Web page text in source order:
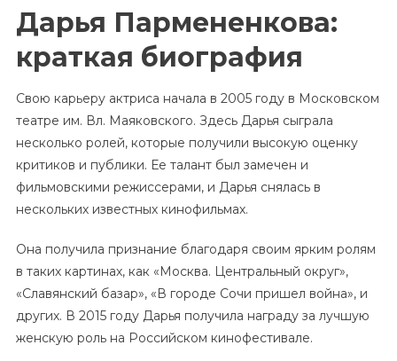
Дарья Пармененкова:
краткая биография
Свою карьеру актриса начала в 2005 году в Московском
театре им. Вл. Маяковского. Здесь Дарья сыграла
несколько ролей, которые получили высокую оценку
критиков и публики. Ее талант был замечен и
фильмовскими режиссерами, и Дарья снялась в
нескольких известных кинофильмах.
Она получила признание благодаря своим ярким ролям
в таких картинах, как «Москва. Центральный округ»,
«Славянский базар», «В городе Сочи пришел война», и
других. В 2015 году Дарья получила награду за лучшую
женскую роль на Российском кинофестивале.